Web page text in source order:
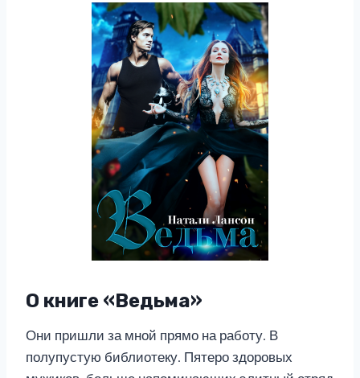
О книге «Ведьма»
Они пришли за мной прямо на работу. В
полупустую библиотеку. Пятеро здоровых